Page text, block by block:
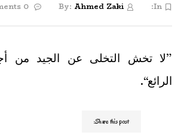
In:
By: Ahmed Zaki
”لا تخش التخلى عن الجيد من
الرائع“.
Share this post: